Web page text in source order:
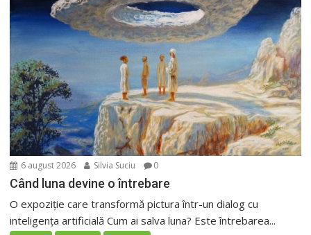
6 august 2026 Silvia Suciu 0
Când luna devine o întrebare
O expoziție care transformă pictura într-un dialog cu
inteligența artificială Cum ai salva luna? Este întrebarea...